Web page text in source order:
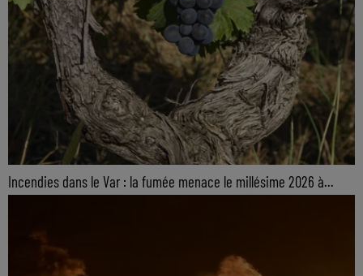
Incendies dans le Var : la fumée menace le millésime 2026 à...